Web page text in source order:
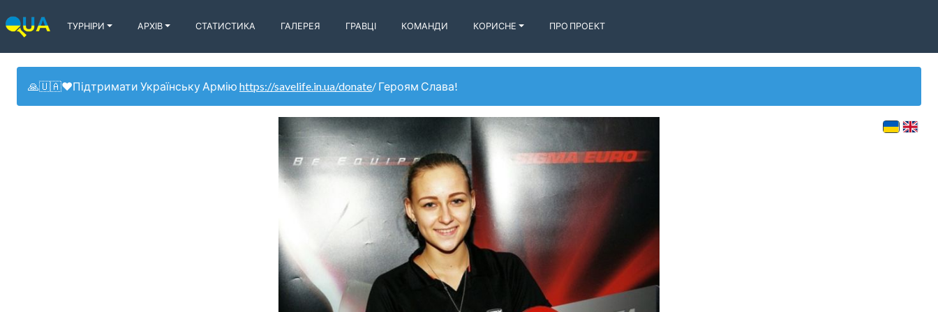
ТУРНІРИ АРХІВ СТАТИСТИКА ГАЛЕРЕЯ ГРАВЦІ КОМАНДИ КОРИСНЕ ПРО ПРОЕКТ
🙏🇺🇦❤️Підтримати Українську Армію https://savelife.in.ua/donate/ Героям Слава!